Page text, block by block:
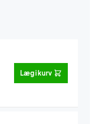
Læg i kurv